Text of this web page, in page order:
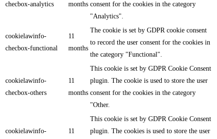
checbox-analytics
months consent for the cookies in the category
"Analytics".
cookielawinfo-
checbox-functional
11
months
The cookie is set by GDPR cookie consent
to record the user consent for the cookies in
the category "Functional".
cookielawinfo-
checbox-others
11
months
This cookie is set by GDPR Cookie Consent
plugin. The cookie is used to store the user
consent for the cookies in the category
"Other.
cookielawinfo-
11
This cookie is set by GDPR Cookie Consent
plugin. The cookies is used to store the user